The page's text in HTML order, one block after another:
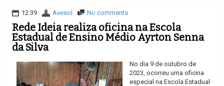
12:39 Avesol No comments
Rede Ideia realiza oficina na Escola
Estadual de Ensino Médio Ayrton Senna
da Silva
No dia 9 de outubro de
2023, ocorreu uma oficina
especial na Escola Estadual